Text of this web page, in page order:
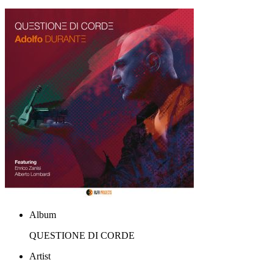
Album
QUESTIONE DI CORDE
Artist